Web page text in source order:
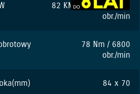
82 KM / 61 kW - 8500
obr./min
78 Nm / 6800
obr./min
84 x 70